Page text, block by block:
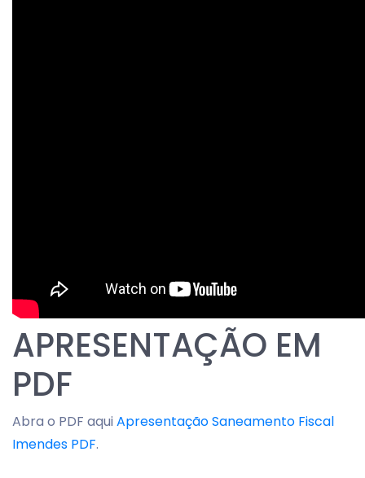
APRESENTAÇÃO EM
PDF
Abra o PDF aquiApresentação Saneamento Fiscal
Imendes PDF.